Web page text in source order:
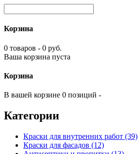
Корзина
0 товаров - 0 руб.
Ваша корзина пуста
Корзина
В вашей корзине 0 позиций -
Категории
Краски для внутренних работ (39)
Краски для фасадов (12)